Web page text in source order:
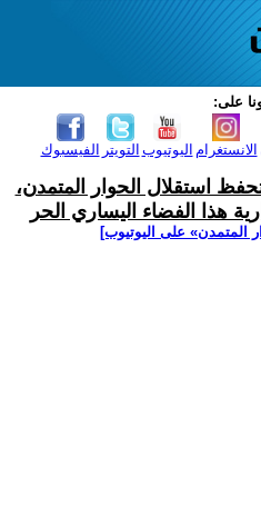
على:
الفيسبوك التويتر اليوتيوب الانستغرام
استقلال الحوار المتمدن،
هذا الفضاء اليساري الحر
المتمدن» على اليوتيوب]